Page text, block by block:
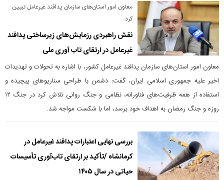
معاون امور استان‌های سازمان پدافند غیرعامل تبیین
کرد
نقش راهبردی رزمایش‌های زیرساختی پدافند
غیرعامل در ارتقای تاب آوری ملی
معاون امور استان‌های سازمان پدافند غیرعامل کشور، با اشاره به تحولات و تهدیدات
اخیر علیه جمهوری اسلامی ایران، گفت: دشمن با طراحی سناریو‌های پیچیده و
استفاده از همه ظرفیت‌های فناورانه، نظامی و جنگ روانی تلاش کرد در جنگ ۱۲
روزه و جنگ رمضان به اهداف خود برسد، اما با شکست مواجه شد.
بررسی نهایی اعتبارات پدافند غیرعامل در
کرمانشاه /تأکید بر ارتقای تاب‌آوری تأسیسات
حیاتی در سال ۱۴۰۵